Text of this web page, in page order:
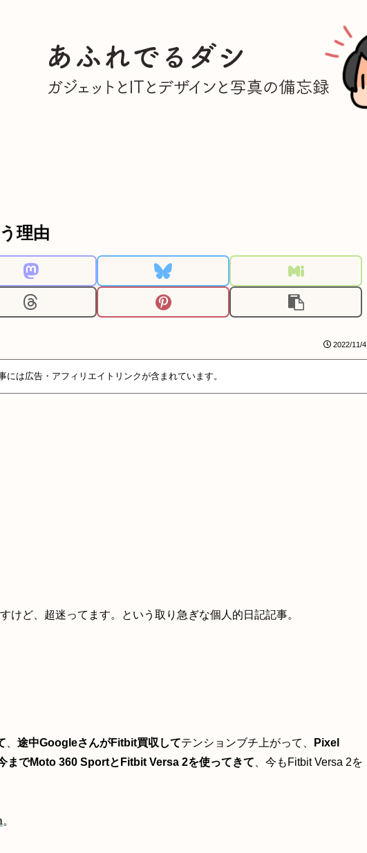
理由
2022/11/4
には広告・アフィリエイトリンクが含まれています。
けど、超迷ってます。という取り急ぎな個人的日記記事。
途中GoogleさんがFitbit買収してテンションブチ上がって、
Pixel
までMoto 360 SportとFitbit Versa 2を使ってきて 、今もFitbit Versa 2を
。